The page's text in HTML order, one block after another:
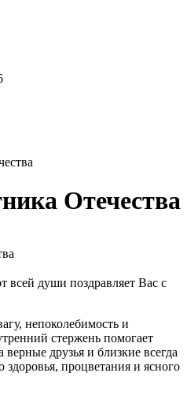
Отечества
души поздравляет Вас с
непоколебимость и
стержень помогает
верные друзья и близкие всегда
процветания и ясного